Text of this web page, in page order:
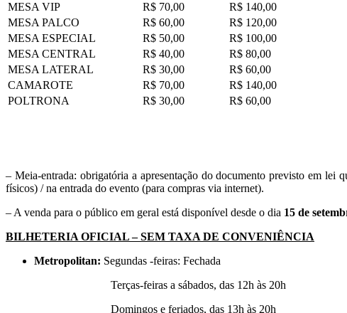
MESA VIP R$ 70,00
R$ 140,00
MESA PALCO
R$ 60,00
R$ 120,00
MESA ESPECIAL
R$ 50,00
R$ 100,00
MESA CENTRAL
R$ 40,00
R$ 80,00
MESA LATERAL
R$ 30,00
R$ 60,00
CAMAROTE
R$ 70,00
R$ 140,00
POLTRONA
R$ 30,00 R$ 60,00
– Meia-entrada: obrigatória a apresentação do documento previsto em
físicos) / na entrada do evento (para compras via internet).
– A venda para o público em geral está disponível desde o dia 15 de
BILHETERIA OFICIAL – SEM TAXA DE CONVENIÊNCIA
Metropolitan: Segundas -feiras: Fechada
Terças-feiras a sábados, das 12h às 20h
Domingos e feriados, das 13h às 20h